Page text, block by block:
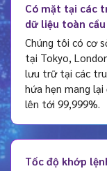
Có mặt tại các
dữ liệu toàn
Chúng tôi có cơ
tại Tokyo,
lưu trữ tại các
hứa hẹn mang
lên tới 99,999%.
Tốc độ khớp